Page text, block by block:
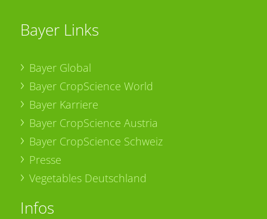
Bayer Links
Bayer Global
Bayer CropScience World
Bayer Karriere
Bayer CropScience Austria
Bayer CropScience Schweiz
Presse
Vegetables Deutschland
Infos